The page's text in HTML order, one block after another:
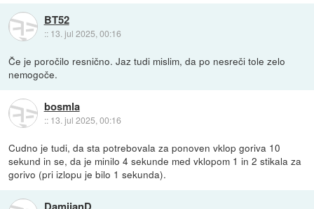
BT52
:: 13. jul 2025, 00:16
Če je poročilo resnično. Jaz tudi mislim, da po nesreči tole zelo
nemogoče.
bosmla
:: 13. jul 2025, 00:16
Cudno je tudi, da sta potrebovala za ponoven vklop goriva 10
sekund in se, da je minilo 4 sekunde med vklopom 1 in 2 stikala za
gorivo (pri izlopu je bilo 1 sekunda).